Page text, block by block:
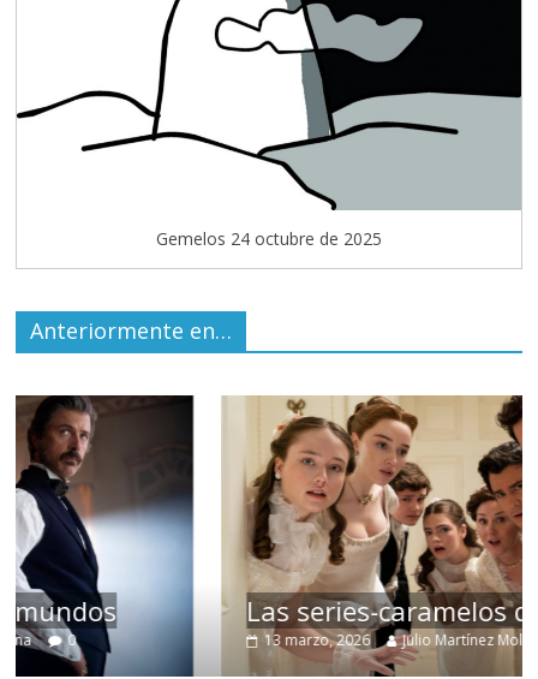
Gemelos 24 octubre de 2025
Anteriormente en…
Las series-caramelos de Shondaland
13 marzo, 2026 Julio Martínez Molina 0